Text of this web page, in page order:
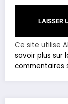
Ce site utilise
savoir plus sur
commentaires